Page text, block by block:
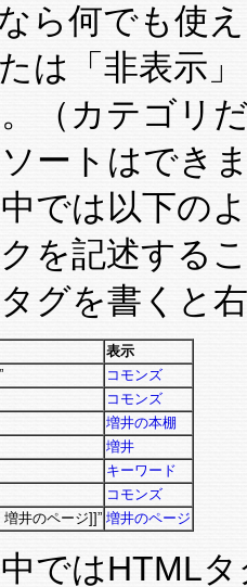
ら何でも使
たは「非表示
（カテゴリ
ートはでき
では以下の
を記述する
グを書くと
表示
コモンズ
コモンズ
増井の本棚
増井
キーワード
コモンズ
井のページ]]” 増井のページ
ではHTML